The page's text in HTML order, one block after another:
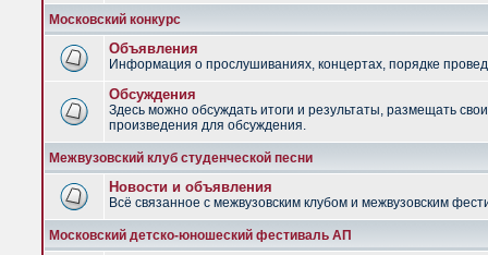
Московский конкурс
Объявления
Информация о прослушиваниях, концертах, порядке
Обсуждения
Здесь можно обсуждать итоги и результаты, размещать
произведения для обсуждения.
Межвузовский клуб студенческой песни
Новости и объявления
Всё связанное с межвузовским клубом и межвузовским
Московский детско-юношеский фестиваль АП